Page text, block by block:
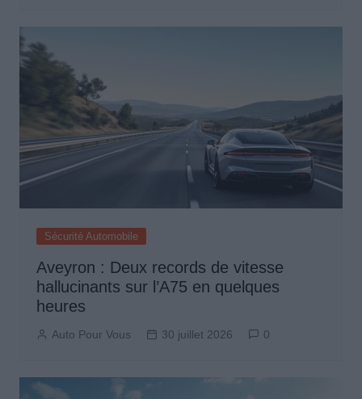
Sécurité Automobile
Aveyron : Deux records de vitesse
hallucinants sur l’A75 en quelques
heures
Auto Pour Vous 30 juillet 2026 0